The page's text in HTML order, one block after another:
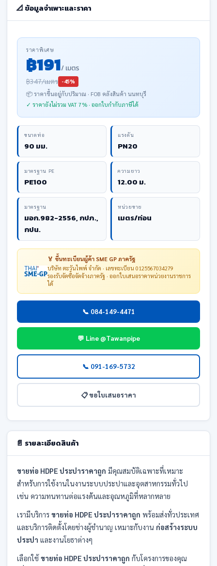
📐 ข้อมูลจำเพาะและราคา
ราคาพิเศษ
฿191/ เมตร
฿347/เมตร -45%
📦 ราคาขึ้นอยู่กับปริมาณ · FOB คลังสินค้า นนทบุรี
✓ ราคายังไม่รวม VAT 7% · ออกใบกำกับภาษีได้
ขนาดท่อ
90 มม.
แรงดัน
PN20
มาตรฐาน PE
PE100
ความยาว
12.00 ม.
มาตรฐาน
มอก.982-2556, กปภ.,
กปน.
หน่วยขาย
เมตร/ท่อน
🏅 ขึ้นทะเบียนผู้ค้า SME GP ภาครัฐ
บริษัท ตะวันไพพ์ จำกัด · เลขทะเบียน 0125567034279
รองรับจัดซื้อจัดจ้างภาครัฐ · ออกใบเสนอราคาหน่วยงานราชการ
ได้
📞 084-149-4471
💬 Line @Tawanpipe
📞 091-169-5732
📋 ขอใบเสนอราคา
📄 รายละเอียดสินค้า
ขายท่อ HDPE ประปาราคาถูก มีคุณสมบัติเฉพาะที่เหมาะ
สำหรับการใช้งานในงานระบบประปาและอุตสาหกรรมทั่วไป
เช่น ความทนทานต่อแรงดันและอุณหภูมิที่หลากหลาย
เรามีบริการ ขายท่อ HDPE ประปาราคาถูก พร้อมส่งทั่วประเทศ
และบริการติดตั้งโดยช่างผู้ชำนาญ เหมาะกับงาน ก่อสร้างระบบ
ประปา และงานโยธาต่างๆ
เลือกใช้ ขายท่อ HDPE ประปาราคาถูก กับโครงการของคุณ